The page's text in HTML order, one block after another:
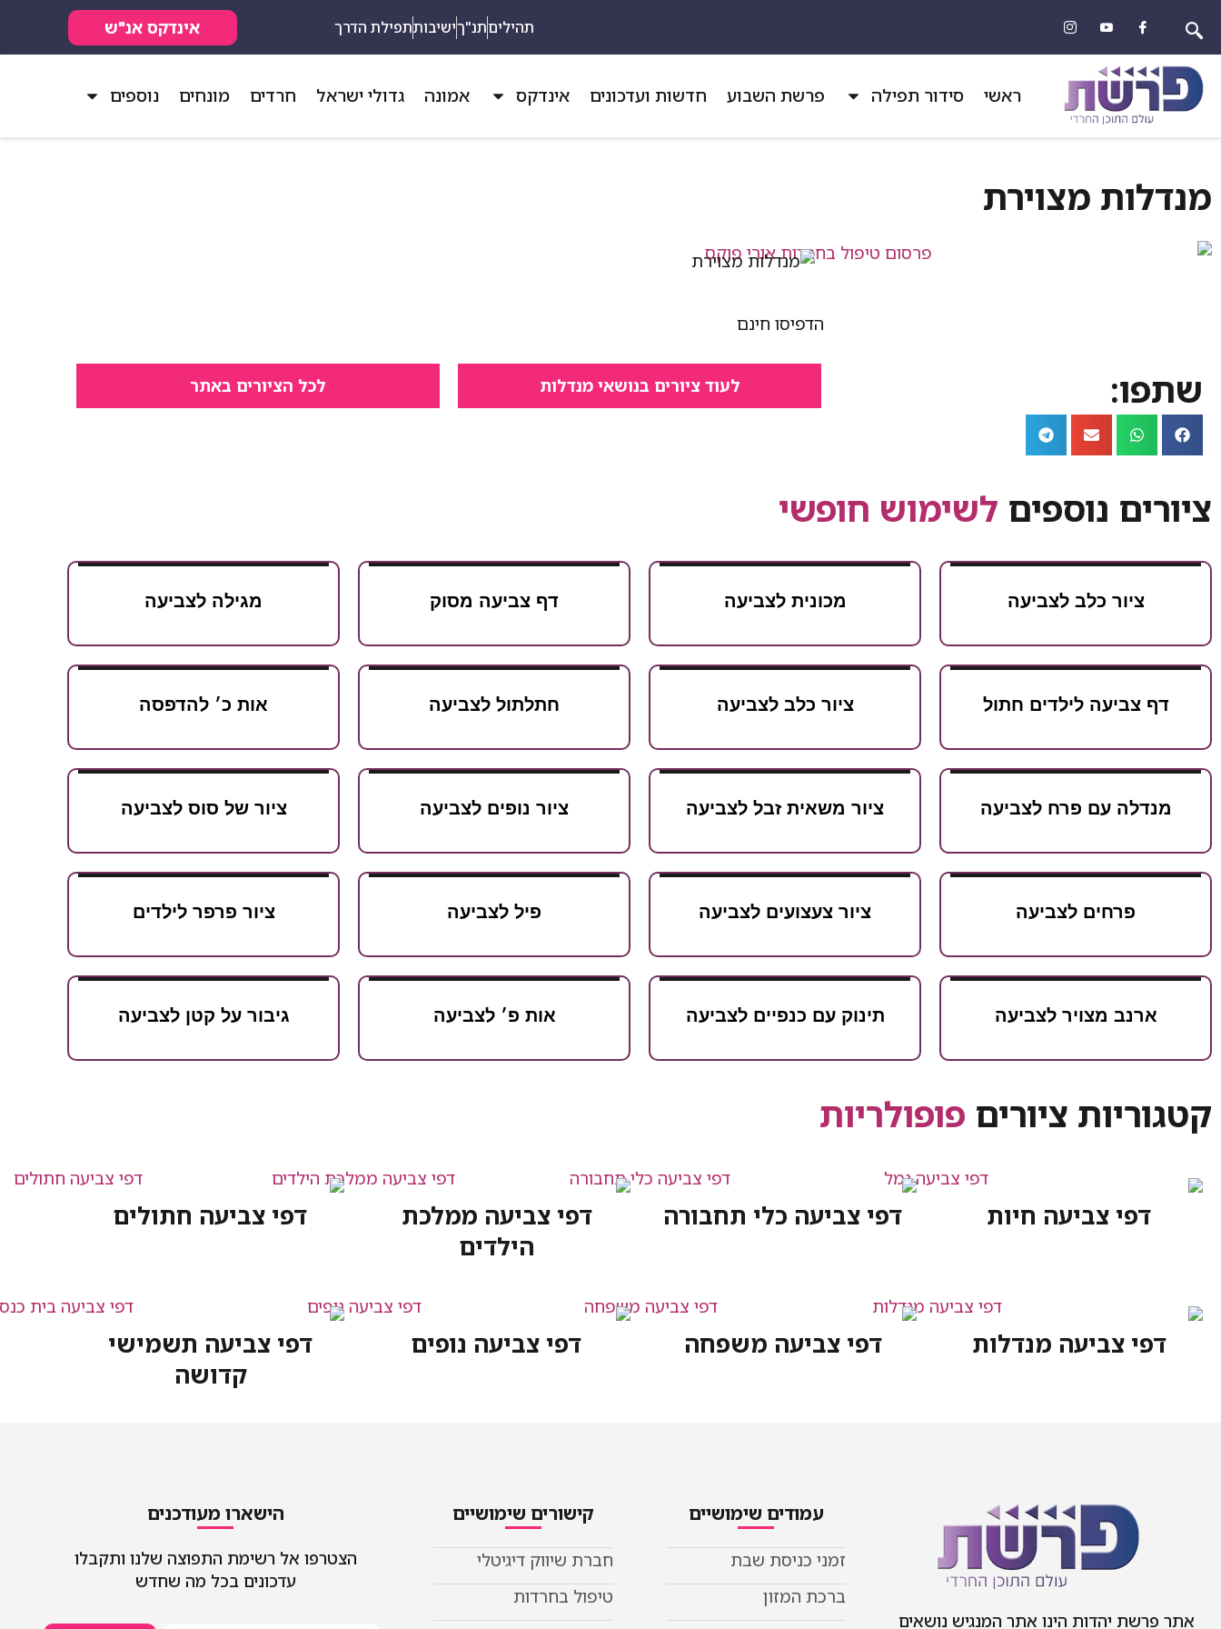
תהיליםתנ"ךישיבותתפילת הדרך אינדקס אנ"ש
ראשי סידור תפילה פרשת השבוע חדשות ועדכונים אינדקס אמונה גדולי ישראל חרדים מונחים נוספים
מנדלות מצוירת
הדפיסו חינם
שתפו: לעוד ציורים בנושאי מנדלות לכל הציורים באתר
ציורים נוספים לשימוש חופשי
ציור כלב לצביעה מכונית לצביעה דף צביעה מסוק מגילה לצביעה
דף צביעה לילדים חתול ציור כלב לצביעה חתלתול לצביעה אות כ׳ להדפסה
מנדלה עם פרח לצביעה ציור משאית זבל לצביעה ציור נופים לצביעה ציור של סוס לצביעה
פרחים לצביעה ציור צעצועים לצביעה פיל לצביעה ציור פרפר לילדים
ארנב מצויר לצביעה תינוק עם כנפיים לצביעה אות פ׳ לצביעה גיבור על קטן לצביעה
קטגוריות ציורים פופולריות
דפי צביעה חיות דפי צביעה כלי תחבורה
דפי צביעה ממלכת
הילדים
דפי צביעה חתולים
דפי צביעה מנדלות דפי צביעה משפחה דפי צביעה נופים
דפי צביעה תשמישי
קדושה
אתר פרשת יהדות הינו אתר המנגיש נושאים
עמודים שימושיים
זמני כניסת שבת
ברכת המזון
קישורים שימושיים
חברת שיווק דיגיטלי
טיפול בחרדות
הישארו מעודכנים
הצטרפו אל רשימת התפוצה שלנו ותקבלו
עדכונים בכל מה שחדש